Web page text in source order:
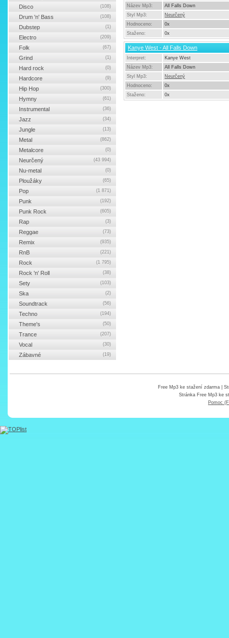
Název Mp3:
All Falls Down
Styl Mp3:
Neurčený
Hodnoceno:
0x
Staženo:
0x
Kanye West - All Falls Down
Interpret:
Kanye West
Název Mp3:
All Falls Down
Styl Mp3:
Neurčený
Hodnoceno:
0x
Staženo:
0x
Disco (108)
Drum 'n' Bass (108)
Dubstep (1)
Electro (209)
Folk (67)
Grind (1)
Hard rock (0)
Hardcore (9)
Hip Hop (300)
Hymny (61)
Instrumental (36)
Jazz (34)
Jungle (13)
Metal (862)
Metalcore (0)
Neurčený (43 994)
Nu-metal (0)
Ploužáky (65)
Pop (1 871)
Punk (192)
Punk Rock (605)
Rap (3)
Reggae (73)
Remix (935)
RnB (221)
Rock (1 795)
Rock 'n' Roll (38)
Sety (103)
Ska (2)
Soundtrack (56)
Techno (194)
Theme's (50)
Trance (207)
Vocal (30)
Zábavné (19)
Free Mp3 ke stažení zdarma|
Stránka Free Mp3 ke
Pomoc